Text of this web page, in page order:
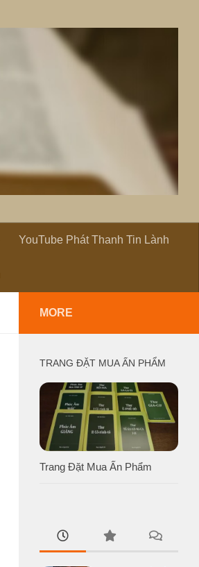
YouTube Phát Thanh Tin Lành
MORE
TRANG ĐẶT MUA ẤN PHẨM
Trang Đặt Mua Ấn Phẩm